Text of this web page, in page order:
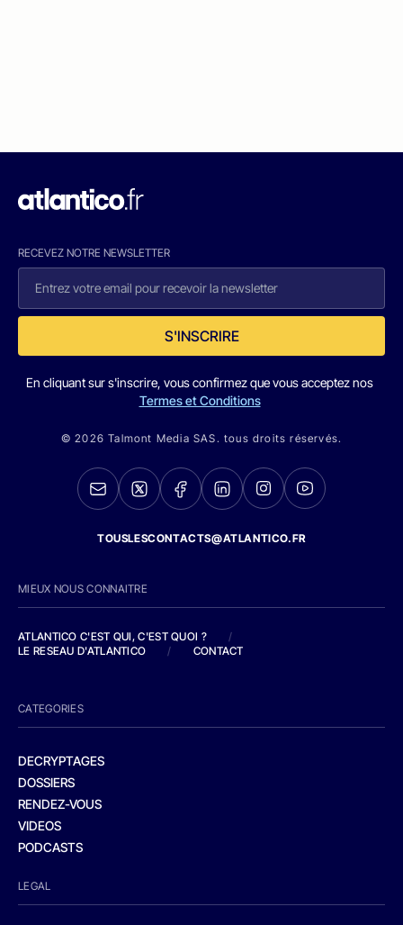
RECEVEZ NOTRE NEWSLETTER
S'INSCRIRE
En cliquant sur s'inscrire, vous confirmez que vous acceptez nos
Termes et Conditions
© 2026 Talmont Media SAS. tous droits réservés.
TOUSLESCONTACTS@ATLANTICO.FR
MIEUX NOUS CONNAITRE
ATLANTICO C'EST QUI, C'EST QUOI ?
/
LE RESEAU D'ATLANTICO
/ CONTACT
CATEGORIES
DECRYPTAGES
DOSSIERS
RENDEZ-VOUS
VIDEOS
PODCASTS
LEGAL